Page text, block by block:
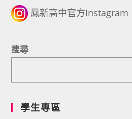
鳳新高中官方Instagram
搜尋
學生專區